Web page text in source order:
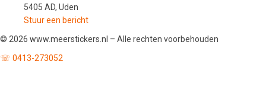
5405 AD, Uden
Stuur een bericht
© 2026 www.meerstickers.nl – Alle rechten voorbehouden
☏ 0413-273052